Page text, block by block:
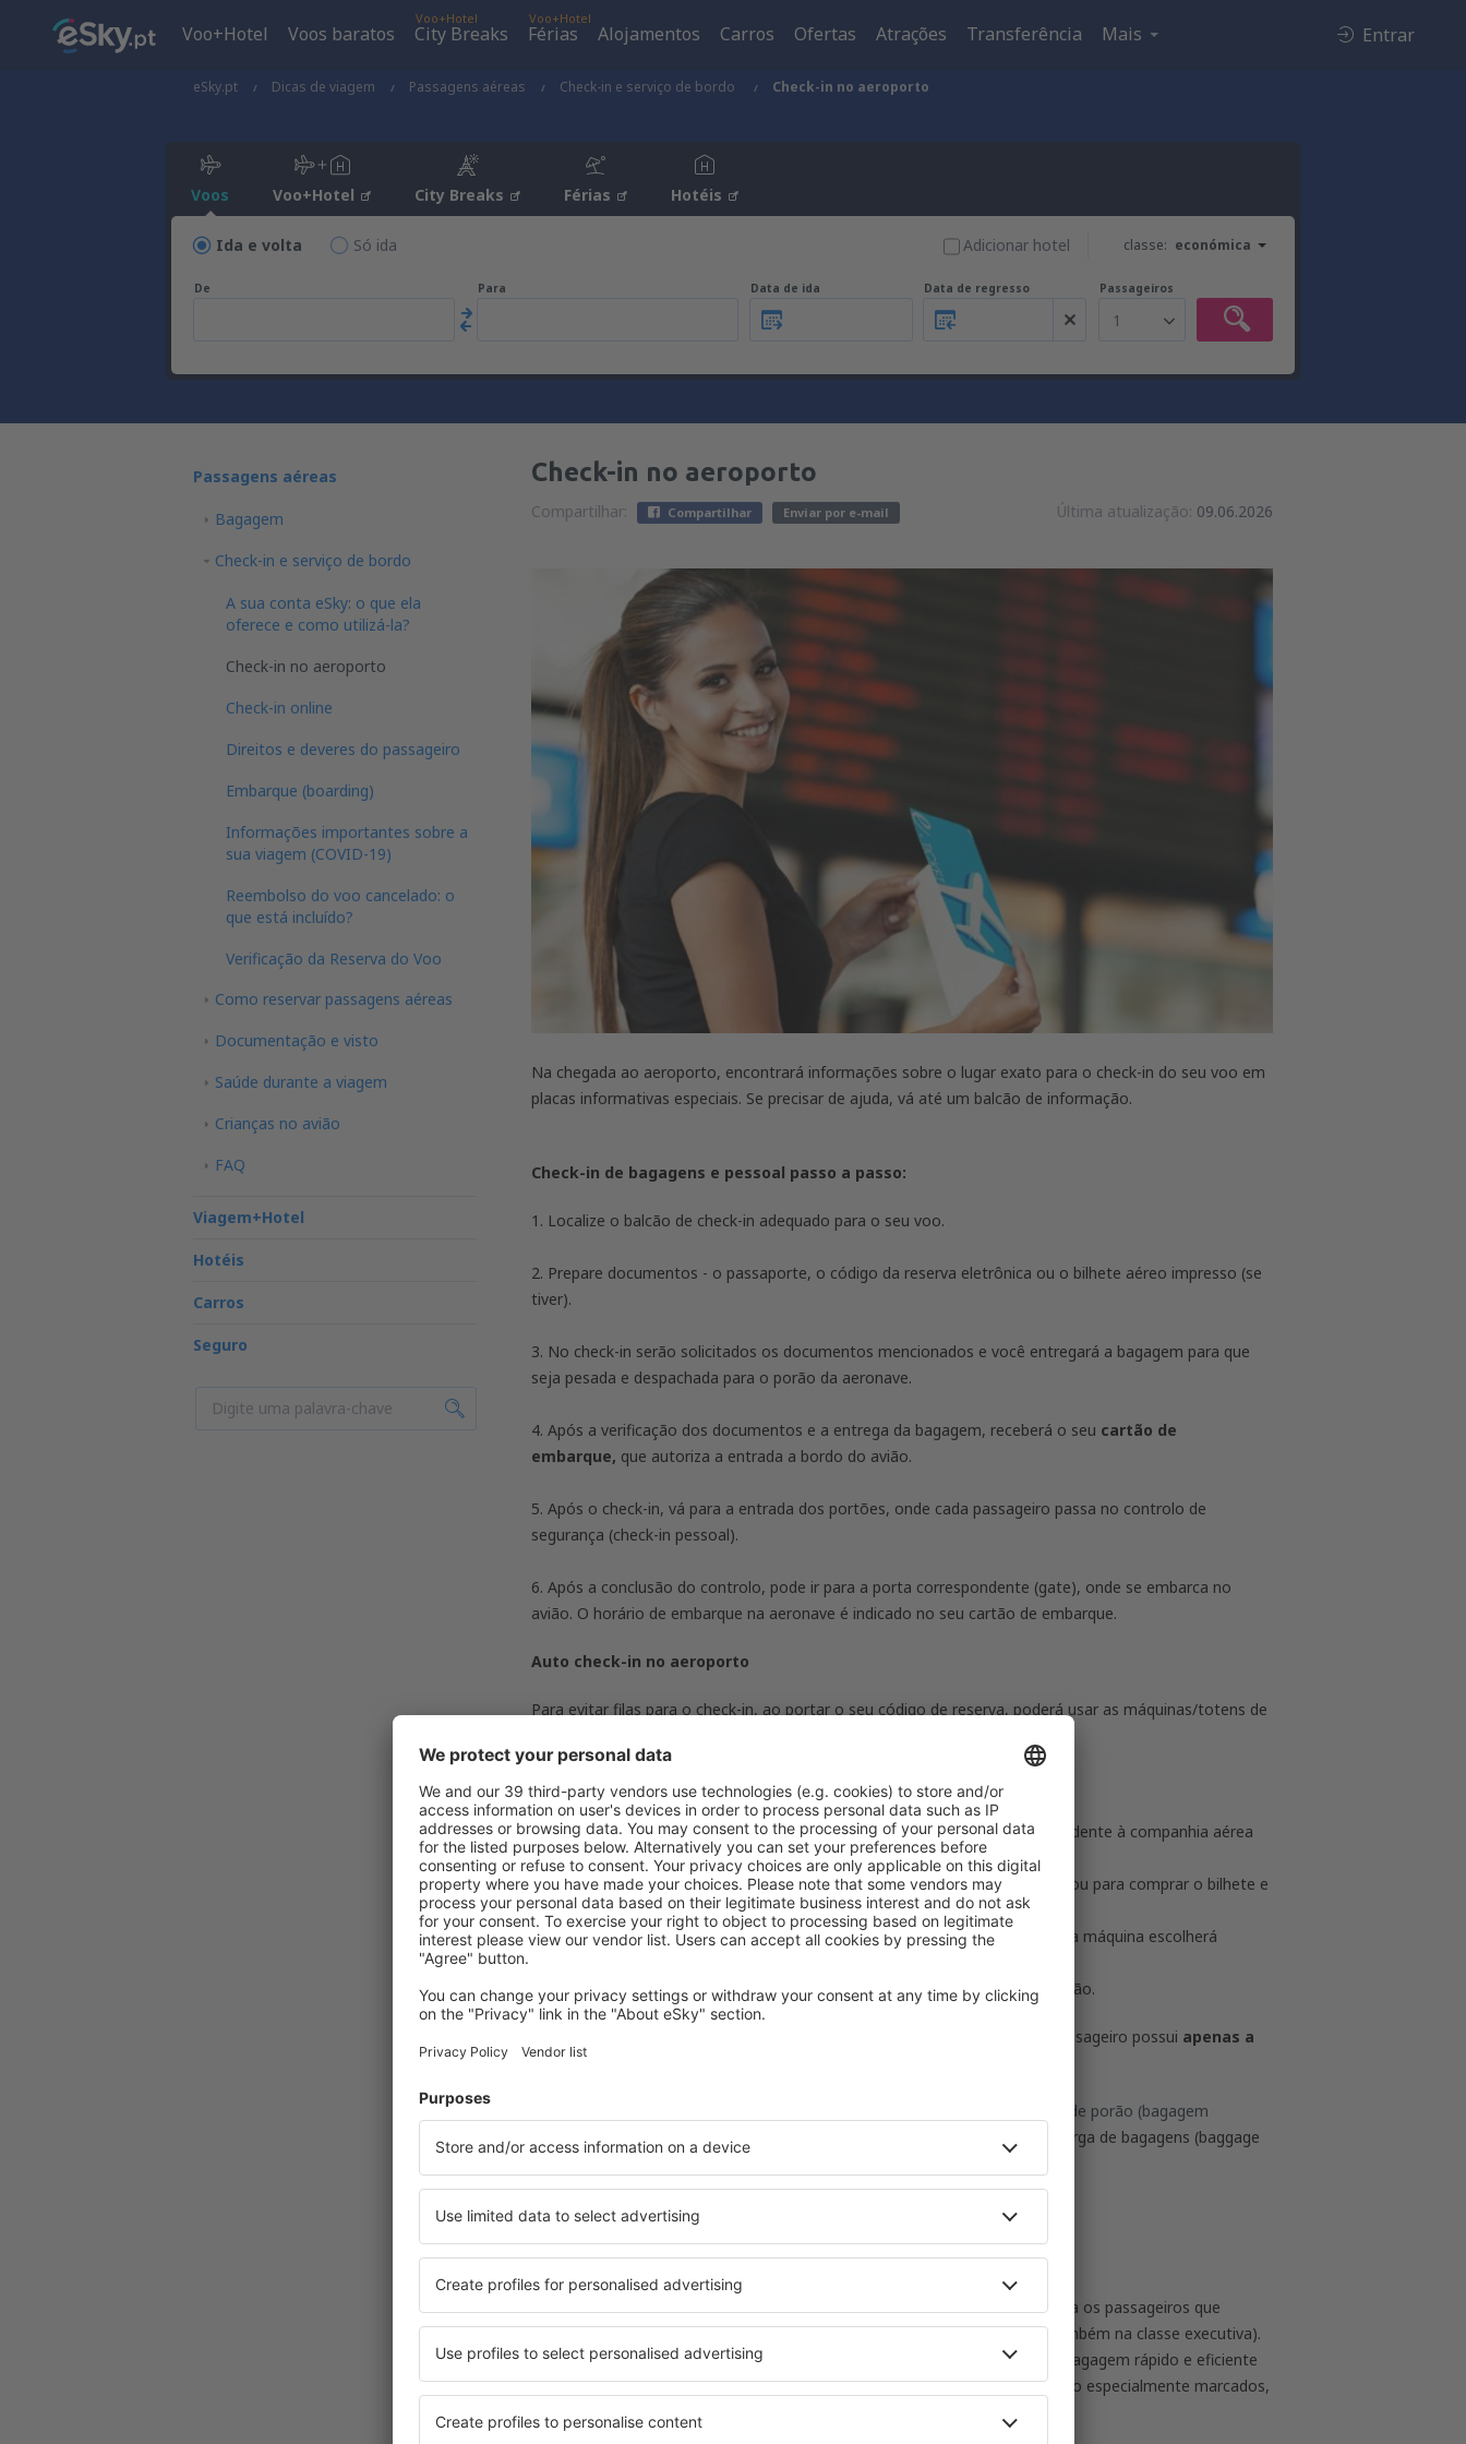
Voo+Hotel Voos baratos
Voo+Hotel
City Breaks
Voo+Hotel
Férias Alojamentos Carros Ofertas Atrações Transferência Mais Entrar
eSky.pt Dicas de viagem Passagens aéreas Check-in e serviço de bordo Check-in no aeroporto
Voos Voo+Hotel City Breaks Férias Hotéis
Ida e volta Só ida classe: económica
Adicionar hotel
De Para Data de ida Data de regresso Passageiros
1
Passagens aéreas
Bagagem
Check-in e serviço de bordo
A sua conta eSky: o que ela
oferece e como utilizá-la?
Check-in no aeroporto
Check-in online
Direitos e deveres do passageiro
Embarque (boarding)
Informações importantes sobre a
sua viagem (COVID-19)
Reembolso do voo cancelado: o
que está incluído?
Verificação da Reserva do Voo
Como reservar passagens aéreas
Documentação e visto
Saúde durante a viagem
Crianças no avião
FAQ
Viagem+Hotel
Hotéis
Carros
Seguro
Check-in no aeroporto
Compartilhar: Compartilhar Enviar por e-mail Última atualização: 09.06.2026
Na chegada ao aeroporto, encontrará informações sobre o lugar exato para o check-in do seu voo em
placas informativas especiais. Se precisar de ajuda, vá até um balcão de informação.
Check-in de bagagens e pessoal passo a passo:
1. Localize o balcão de check-in adequado para o seu voo.
2. Prepare documentos - o passaporte, o código da reserva eletrônica ou o bilhete aéreo impresso (se
tiver).
3. No check-in serão solicitados os documentos mencionados e você entregará a bagagem para que
seja pesada e despachada para o porão da aeronave.
4. Após a verificação dos documentos e a entrega da bagagem, receberá o seu cartão de
embarque, que autoriza a entrada a bordo do avião.
5. Após o check-in, vá para a entrada dos portões, onde cada passageiro passa no controlo de
segurança (check-in pessoal).
6. Após a conclusão do controlo, pode ir para a porta correspondente (gate), onde se embarca no
avião. O horário de embarque na aeronave é indicado no seu cartão de embarque.
Auto check-in no aeroporto
Para evitar filas para o check-in, ao portar o seu código de reserva, poderá usar as máquinas/totens de
Auto check-in passo a passo:
1. No aeroporto, encontre uma máquina/totem de auto check-in correspondente à companhia aérea
com a qual viajará.
2. Digite na máquina as informações do documento de identidade que utilizou para comprar o bilhete e
o código de confirmação da reserva.
3.Se a máquina permitir, poderá escolher o seu assento no avião
ou a máquina escolherá
4. Leve o cartão de embarque impresso - é necessário para embarcar no avião.
Em alguns aeroportos, a opção de auto check-in só é possível quando o passageiro possui apenas a
bagagem de mão
bagagem de porão (bagagem
despachada).
Nesse caso, a bagagem deve ser entregue no ponto de descarga de bagagens (baggage
O auto-check-in no aeroporto é
Check-in dos passageiros de primeira classe
As companhias aéreas regulares oferecem pontos de check-in especiais para os passageiros que
compraram lugares na primeira classe (em algumas companhias aéreas, também na classe executiva).
Graças a isso, os viajantes da primeira classe podem contar com envio de bagagem rápido e eficiente
no aeroporto. Os pontos de check-in para passageiros da primeira classe são especialmente marcados,
assim como pontos adicionais de verificação de segurança rápida.